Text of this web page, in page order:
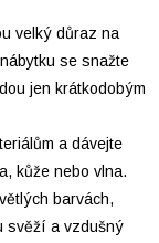
velký důraz na
se snažte
jen krátkodobým
a dávejte
kůže nebo vlna.
barvách,
svěží a vzdušný